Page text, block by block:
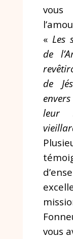
« Les
de
de
leur
vous